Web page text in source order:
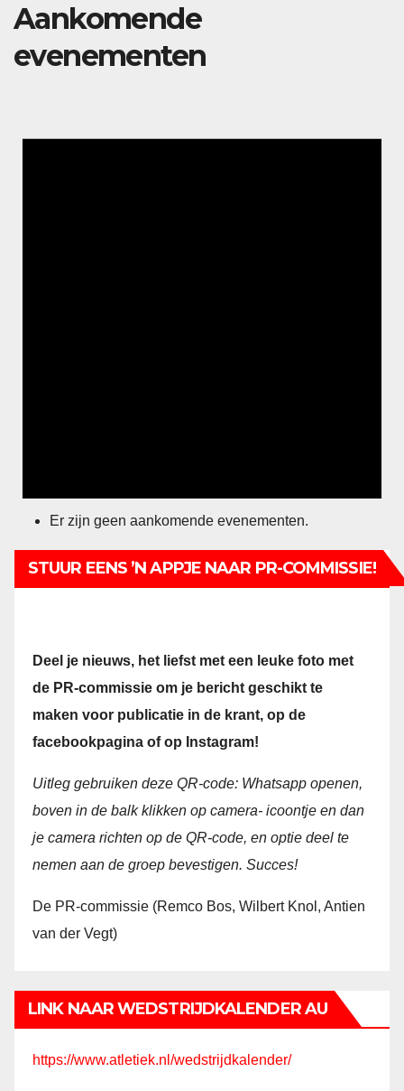
Aankomende
evenementen
Er zijn geen aankomende evenementen.
STUUR EENS ’N APPJE NAAR PR-COMMISSIE!
Deel je nieuws, het liefst met een leuke foto met
de PR-commissie om je bericht geschikt te
maken voor publicatie in de krant, op de
facebookpagina of op Instagram!
Uitleg gebruiken deze QR-code: Whatsapp openen,
boven in de balk klikken op camera- icoontje en dan
je camera richten op de QR-code, en optie deel te
nemen aan de groep bevestigen. Succes!
De PR-commissie (Remco Bos, Wilbert Knol, Antien
van der Vegt)
LINK NAAR WEDSTRIJDKALENDER AU
https://www.atletiek.nl/wedstrijdkalender/